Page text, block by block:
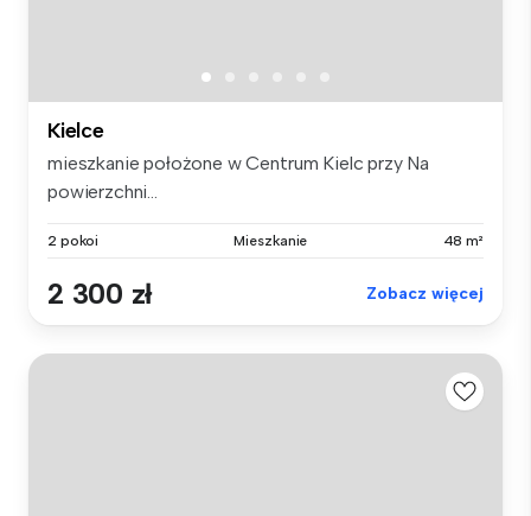
Kielce
mieszkanie położone w Centrum Kielc przy Na
powierzchni...
2 pokoi Mieszkanie 48 m²
2 300 zł Zobacz więcej